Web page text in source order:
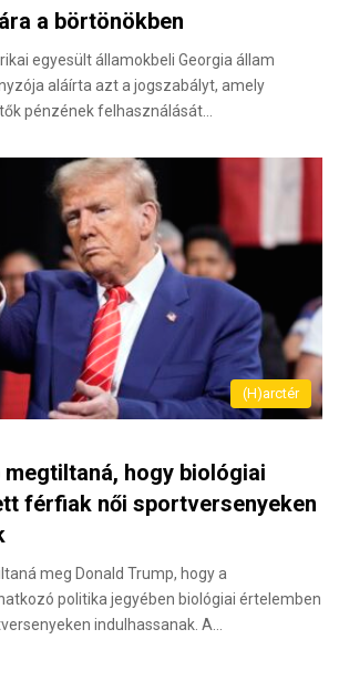
a börtönökben
egyesült államokbeli Georgia állam
aláírta azt a jogszabályt, amely
pénzének felhasználását…
(H)arctér
megtiltaná, hogy biológiai
férfiak női sportversenyeken
meg Donald Trump, hogy a
politika jegyében biológiai értelemben
indulhassanak. A…